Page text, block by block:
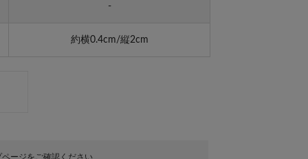
-
約横0.4cm/縦2cm
ージをご確認ください